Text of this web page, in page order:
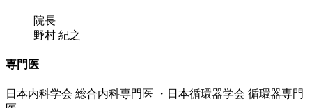
院長
野村 紀之
専門医
日本内科学会 総合内科専門医 ・日本循環器学会 循環器専門